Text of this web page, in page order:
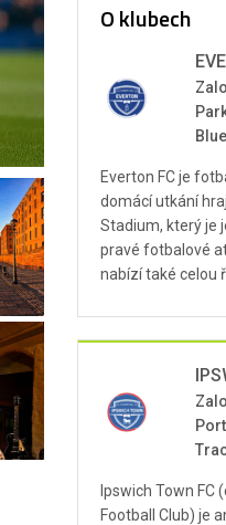
O klubech
Everton FC je
domácí utkání
Stadium, který je
pravé fotbalové
nabízí také celou
Ipswich Town FC
Football Club) je